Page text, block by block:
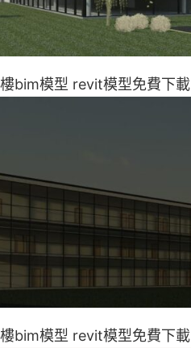
bim模型 revit模型免費下載
bim模型 revit模型免費下載